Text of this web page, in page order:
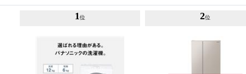
1 位 2位